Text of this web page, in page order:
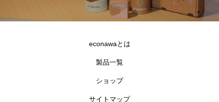
econawaとは
製品一覧
ショップ
サイトマップ